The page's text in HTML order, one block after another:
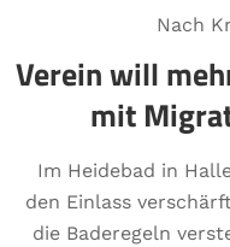
Nach
Verein will
mit
Im Heidebad in
den Einlass
die Baderegeln